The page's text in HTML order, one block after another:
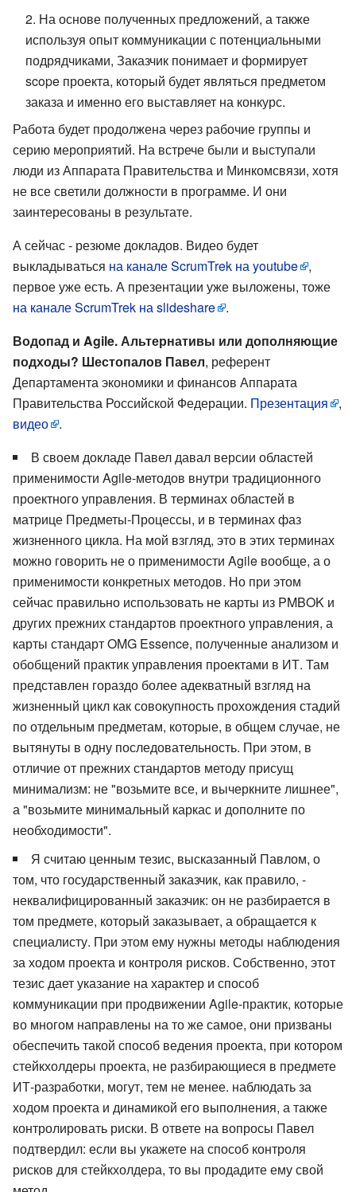
На основе полученных предложений, а также
используя опыт коммуникации с потенциальными
подрядчиками, Заказчик понимает и формирует
scope проекта, который будет являться предметом
заказа и именно его выставляет на конкурс.
Работа будет продолжена через рабочие группы и
серию мероприятий. На встрече были и выступали
люди из Аппарата Правительства и Минкомсвязи, хотя
не все светили должности в программе. И они
заинтересованы в результате.
А сейчас - резюме докладов. Видео будет
выкладываться на канале ScrumTrek на youtube
,
первое уже есть. А презентации уже выложены, тоже
на канале ScrumTrek на slideshare
.
Водопад и Agile. Альтернативы или дополняющие
подходы? Шестопалов Павел, референт
Департамента экономики и финансов Аппарата
Правительства Российской Федерации. Презентация
,
видео
.
В своем докладе Павел давал версии областей
применимости Agile-методов внутри традиционного
проектного управления. В терминах областей в
матрице Предметы-Процессы, и в терминах фаз
жизненного цикла. На мой взгляд, это в этих терминах
можно говорить не о применимости Agile вообще, а о
применимости конкретных методов. Но при этом
сейчас правильно использовать не карты из PMBOK и
других прежних стандартов проектного управления, а
карты стандарт OMG Essence, полученные анализом и
обобщений практик управления проектами в ИТ. Там
представлен гораздо более адекватный взгляд на
жизненный цикл как совокупность прохождения стадий
по отдельным предметам, которые, в общем случае, не
вытянуты в одну последовательность. При этом, в
отличие от прежних стандартов методу присущ
минимализм: не "возьмите все, и вычеркните лишнее",
а "возьмите минимальный каркас и дополните по
необходимости".
Я считаю ценным тезис, высказанный Павлом, о
том, что государственный заказчик, как правило, -
неквалифицированный заказчик: он не разбирается в
том предмете, который заказывает, а обращается к
специалисту. При этом ему нужны методы наблюдения
за ходом проекта и контроля рисков. Собственно, этот
тезис дает указание на характер и способ
коммуникации при продвижении Agile-практик, которые
во многом направлены на то же самое, они призваны
обеспечить такой способ ведения проекта, при котором
стейкхолдеры проекта, не разбирающиеся в предмете
ИТ-разработки, могут, тем не менее. наблюдать за
ходом проекта и динамикой его выполнения, а также
контролировать риски. В ответе на вопросы Павел
подтвердил: если вы укажете на способ контроля
рисков для стейкхолдера, то вы продадите ему свой